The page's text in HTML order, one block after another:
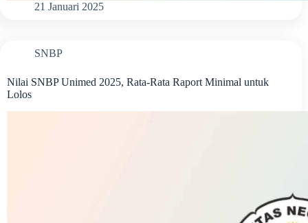
21 Januari 2025
SNBP
Nilai SNBP Unimed 2025, Rata-Rata Raport Minimal untuk
Lolos